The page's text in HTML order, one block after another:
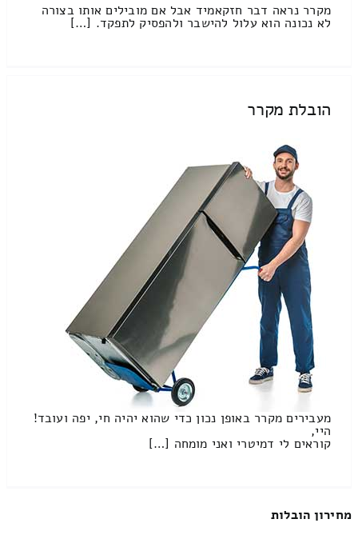
מקרר נראה דבר חזקאמיד אבל אם מובילים אותו בצורה
לא נכונה הוא עלול להישבר ולהפסיק לתפקד. […]
הובלת מקרר
מעבירים מקרר באופן נכון כדי שהוא יהיה חי, יפה ועובד!
היי,
קוראים לי דמיטרי ואני מומחה […]
מחירון הובלות